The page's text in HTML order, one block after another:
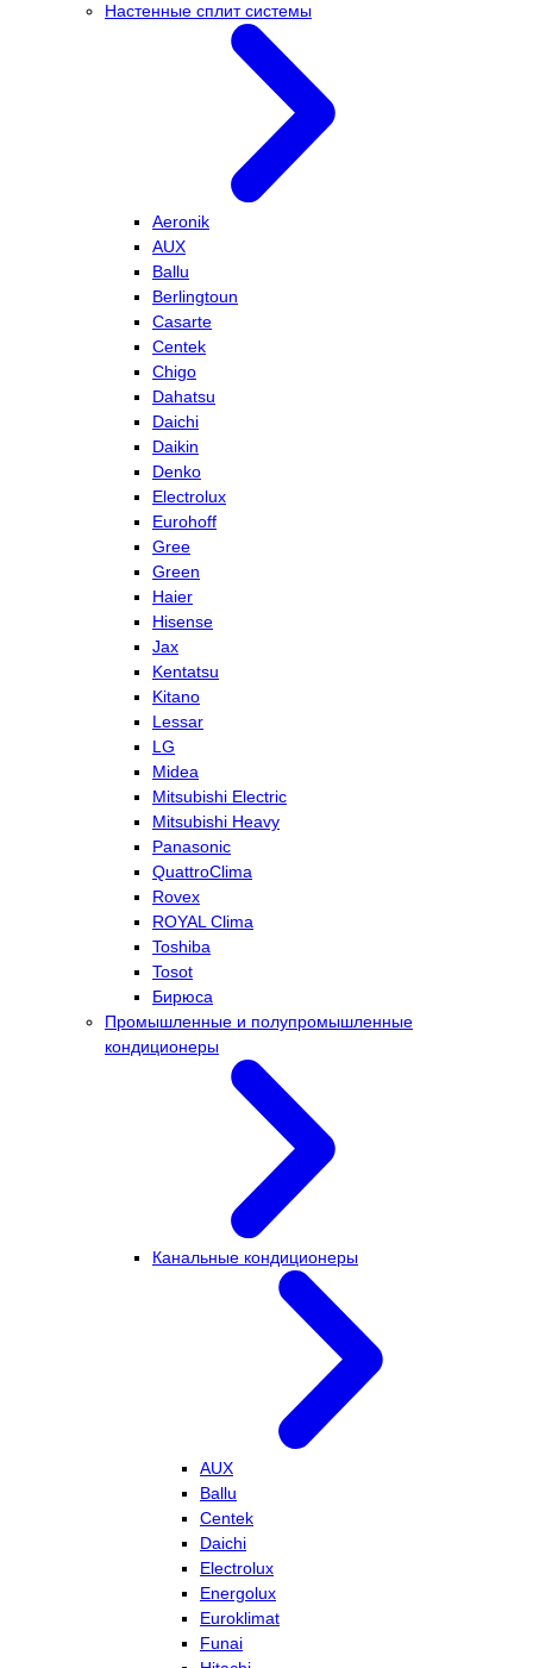
Настенные сплит системы
Aeronik
AUX
Ballu
Berlingtoun
Casarte
Centek
Chigo
Dahatsu
Daichi
Daikin
Denko
Electrolux
Eurohoff
Gree
Green
Haier
Hisense
Jax
Kentatsu
Kitano
Lessar
LG
Midea
Mitsubishi Electric
Mitsubishi Heavy
Panasonic
QuattroClima
Rovex
ROYAL Clima
Toshiba
Tosot
Бирюса
Промышленные и полупромышленные
кондиционеры
Канальные кондиционеры
AUX
Ballu
Centek
Daichi
Electrolux
Energolux
Euroklimat
Funai